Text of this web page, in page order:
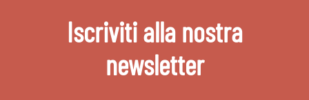
Iscriviti alla nostra
newsletter